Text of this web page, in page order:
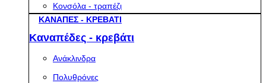
Κονσόλα - τραπέζι
ΚΑΝΑΠΕΣ - ΚΡΕΒΑΤΙ
Καναπέδες - κρεβάτι
Ανάκλινδρα
Πολυθρόνες